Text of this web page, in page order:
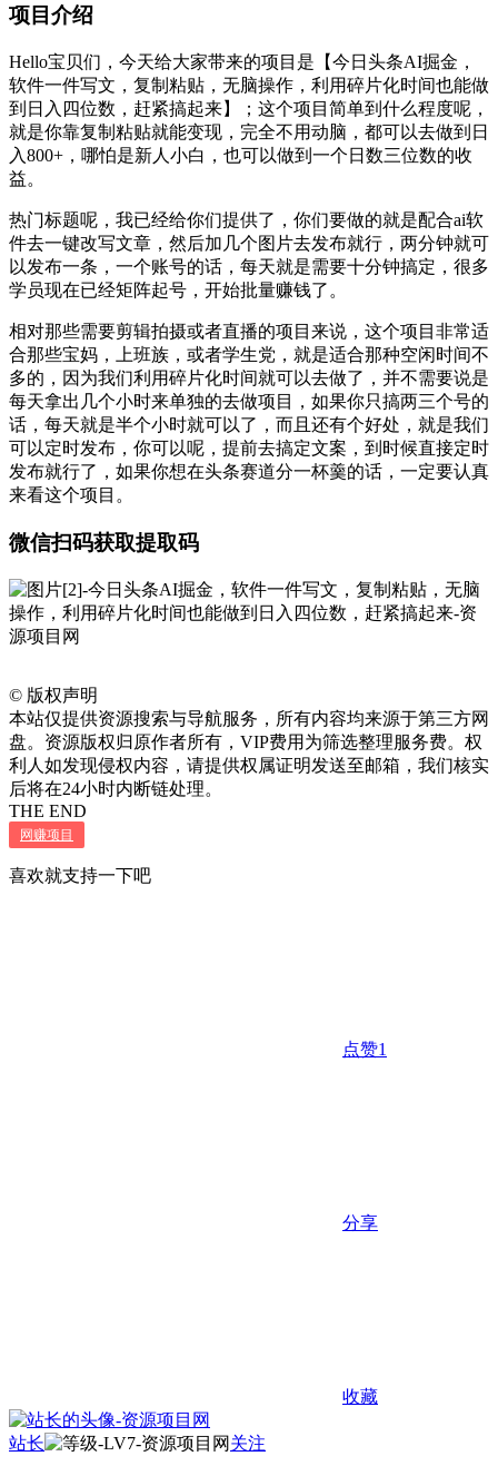
项目介绍
Hello宝贝们，今天给大家带来的项目是【今日头条AI掘金，
软件一件写文，复制粘贴，无脑操作，利用碎片化时间也能做
到日入四位数，赶紧搞起来】；这个项目简单到什么程度呢，
就是你靠复制粘贴就能变现，完全不用动脑，都可以去做到日
入800+，哪怕是新人小白，也可以做到一个日数三位数的收
益。
热门标题呢，我已经给你们提供了，你们要做的就是配合ai软
件去一键改写文章，然后加几个图片去发布就行，两分钟就可
以发布一条，一个账号的话，每天就是需要十分钟搞定，很多
学员现在已经矩阵起号，开始批量赚钱了。
相对那些需要剪辑拍摄或者直播的项目来说，这个项目非常适
合那些宝妈，上班族，或者学生党，就是适合那种空闲时间不
多的，因为我们利用碎片化时间就可以去做了，并不需要说是
每天拿出几个小时来单独的去做项目，如果你只搞两三个号的
话，每天就是半个小时就可以了，而且还有个好处，就是我们
可以定时发布，你可以呢，提前去搞定文案，到时候直接定时
发布就行了，如果你想在头条赛道分一杯羹的话，一定要认真
来看这个项目。
微信扫码获取提取码
© 版权声明
本站仅提供资源搜索与导航服务，所有内容均来源于第三方网
盘。资源版权归原作者所有，VIP费用为筛选整理服务费。权
利人如发现侵权内容，请提供权属证明发送至邮箱，我们核实
后将在24小时内断链处理。
THE END
网赚项目
喜欢就支持一下吧
点赞1
分享
收藏
站长 关注